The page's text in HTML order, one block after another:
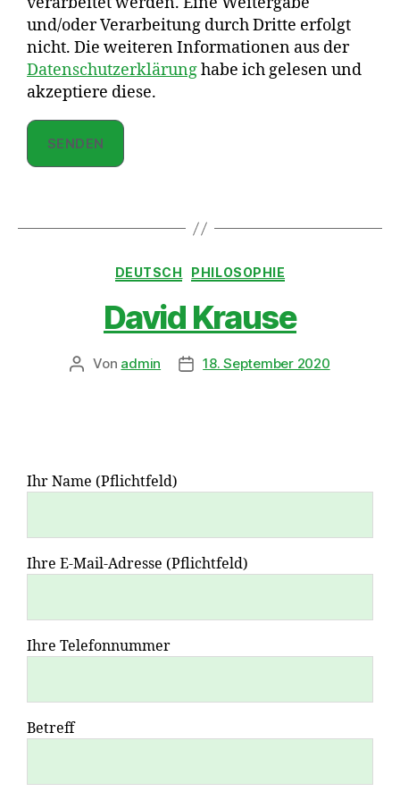
und/oder Verarbeitung durch Dritte erfolgt
nicht. Die weiteren Informationen aus der
Datenschutzerklärunghabe ich gelesen und
akzeptiere diese.
DEUTSCH PHILOSOPHIE
David Krause
Von admin 18. September 2020
Ihr Name (Pflichtfeld)
Ihre E-Mail-Adresse (Pflichtfeld)
Ihre Telefonnummer
Betreff